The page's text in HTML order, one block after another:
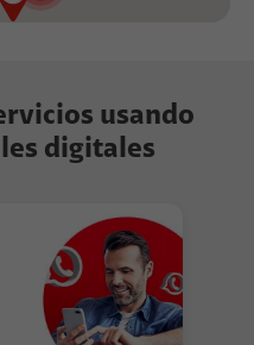
usando
digitales